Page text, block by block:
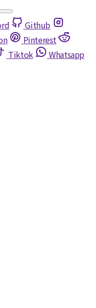
Github
Pinterest
Tiktok
Whatsapp